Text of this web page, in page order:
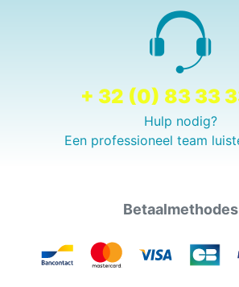
+ 32 (0) 83 33
Hulp nodig?
Een professioneel team
Betaalmethodes